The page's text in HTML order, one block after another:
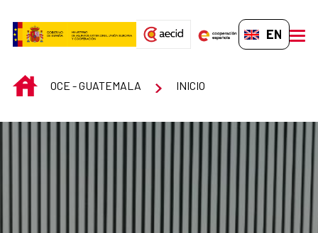
EN-GB
INICIOOCE - GUATEMALA INICIO